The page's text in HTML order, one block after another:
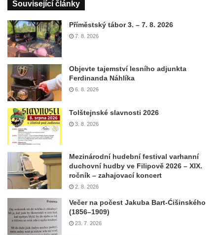
Související články
Příměstský tábor 3. – 7. 8. 2026
7. 8. 2026
Objevte tajemství lesního adjunkta
Ferdinanda Náhlíka
6. 8. 2026
Tolštejnské slavnosti 2026
3. 8. 2026
Mezinárodní hudební festival varhanní
duchovní hudby ve Filipově 2026 – XIX.
ročník – zahajovací koncert
2. 8. 2026
Večer na počest Jakuba Bart-Ćišinského
(1856–1909)
23. 7. 2026